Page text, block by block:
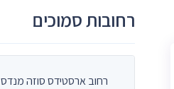
רחובות סמוכים
רחוב ארסטידס סוזה מנדס